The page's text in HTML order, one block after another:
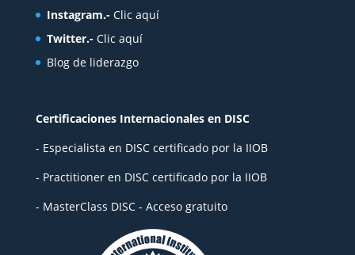
Instagram.- Clic aquí
Twitter.- Clic aquí
Blog de liderazgo
Certificaciones Internacionales en DISC
- Especialista en DISC certificado por la IIOB
- Practitioner en DISC certificado por la IIOB
- MasterClass DISC - Acceso gratuito